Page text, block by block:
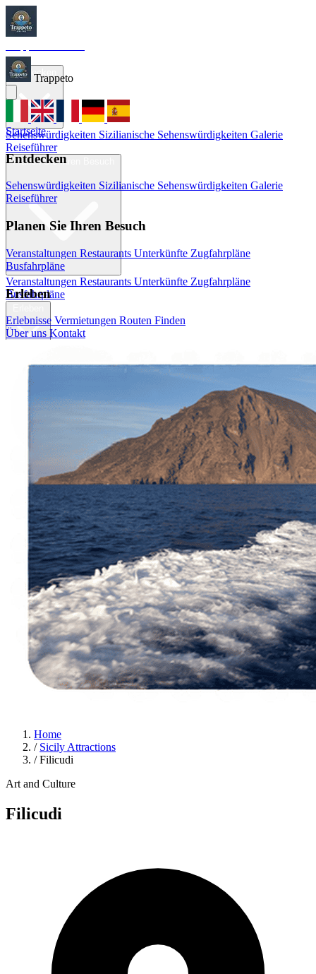
Startseite
Sehenswürdigkeiten Sizilianische Sehenswürdigkeiten Galerie
Reiseführer
Veranstaltungen Restaurants Unterkünfte Zugfahrpläne
Busfahrpläne
Über uns Kontakt
Italiano English Français Deutsch Español
Menu
Trappeto
Startseite
Entdecken
Sehenswürdigkeiten Sizilianische Sehenswürdigkeiten Galerie
Reiseführer
Planen Sie Ihren Besuch
Veranstaltungen Restaurants Unterkünfte Zugfahrpläne
Busfahrpläne
Erleben
Erlebnisse Vermietungen Routen Finden
Über uns Kontakt
Home
/ Sicily Attractions
/ Filicudi
Art and Culture
Filicudi